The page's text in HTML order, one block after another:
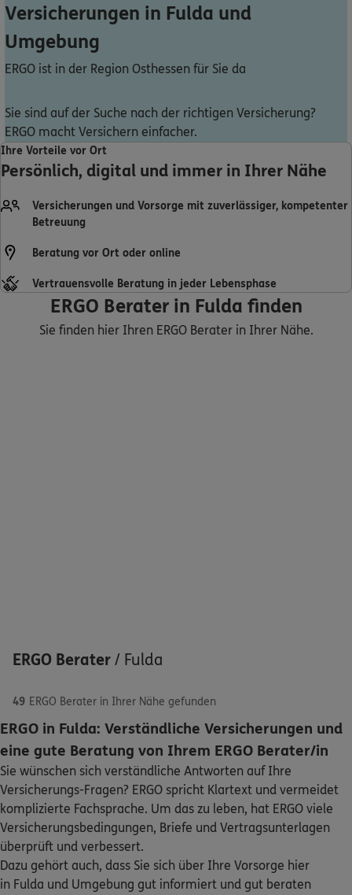
Versicherungen in Fulda und
Umgebung
ERGO ist in der Region Osthessen für Sie da
Sie sind auf der Suche nach der richtigen Versicherung?
ERGO macht Versichern einfacher.
Ihre Vorteile vor Ort
Persönlich, digital und immer in Ihrer Nähe
Versicherungen und Vorsorge mit zuverlässiger, kompetenter
Betreuung
Beratung vor Ort oder online
Vertrauensvolle Beratung in jeder Lebensphase
ERGO Berater in Fulda finden
Sie finden hier Ihren ERGO Berater in Ihrer Nähe.
ERGO Berater / Fulda
49 ERGO Berater in Ihrer Nähe gefunden
ERGO
Karsten Arnold
Fulda
(0.3 km)
Homepage besuchen
Andreas Jahn
Kanalstr. 40, 36037 Fulda(0.3 km)
Homepage besuchen
ERGO in Fulda: Verständliche Versicherungen und
eine gute Beratung von Ihrem ERGO Berater/in
Sie wünschen sich verständliche Antworten auf Ihre
Versicherungs-Fragen? ERGO spricht Klartext und vermeidet
komplizierte Fachsprache. Um das zu leben, hat ERGO viele
Versicherungsbedingungen, Briefe und Vertragsunterlagen
überprüft und verbessert.
Dazu gehört auch, dass Sie sich über Ihre Vorsorge hier
in Fulda und Umgebung gut informiert und gut beraten